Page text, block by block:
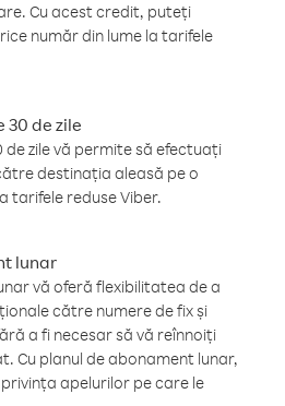
Cu acest credit, puteți
număr din lume la tarifele
30 de zile
de zile vă permite să efectuați
destinația aleasă pe o
tarifele reduse Viber.
lunar
vă oferă flexibilitatea de a
către numere de fix și
a fi necesar să vă reînnoiți
Cu planul de abonament lunar,
apelurilor pe care le